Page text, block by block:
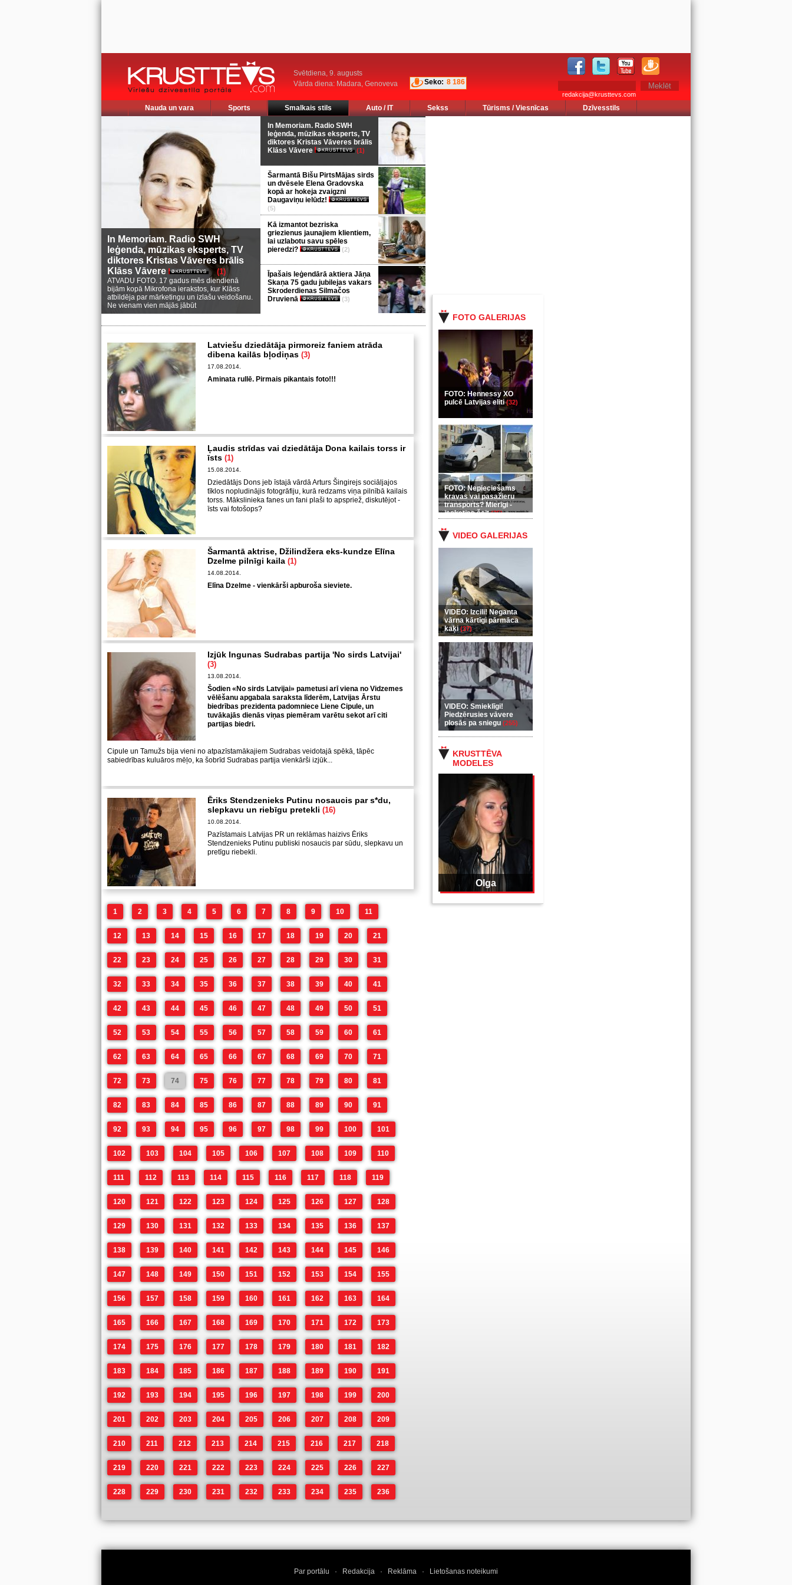
Svētdiena, 9. augusts
Vārda diena: Madara, Genoveva
Seko: 8 186
redakcija@krusttevs.com
Nauda un vara Sports Smalkais stils Auto / IT Sekss Tūrisms / Viesnīcas Dzīvesstils
FOTO GALERIJAS
FOTO: Hennessy XO
pulcē Latvijas eliti(32)
FOTO: Nepieciešams
kravas vai pasažieru
transports? Mierīgi -
ieskaties šeit(35)
VIDEO GALERIJAS
VIDEO: Izcili! Neganta
vārna kārtīgi pārmāca
kaķi(37)
VIDEO: Smieklīgi!
Piedzērusies vāvere
plosās pa sniegu (255)
KRUSTTĒVA
MODELES
Olga
In Memoriam. Radio SWH
leģenda, mūzikas eksperts, TV
diktores Kristas Vāveres brālis
Klāss Vāvere
(1)
ATVADU FOTO. 17 gadus mēs diendienā
bijām kopā Mikrofona ierakstos, kur Klāss
atbildēja par mārketingu un izlašu veidošanu.
Ne vienam vien mājās jābūt
In Memoriam. Radio SWH
leģenda, mūzikas eksperts, TV
diktores Kristas Vāveres brālis
Klāss Vāvere
(1)
Šarmantā Bišu PirtsMājas sirds
un dvēsele Elena Gradovska
kopā ar hokeja zvaigzni
Daugaviņu ielūdz!
(5)
Kā izmantot bezriska
griezienus jaunajiem klientiem,
lai uzlabotu savu spēles
pieredzi?
(2)
Īpašais leģendārā aktiera Jāņa
Skaņa 75 gadu jubilejas vakars
Skroderdienas Silmačos
Druvienā
(3)
Latviešu dziedātāja pirmoreiz faniem atrāda
dibena kailās bļodiņas (3)
17.08.2014.
Aminata rullē. Pirmais pikantais foto!!!
Ļaudis strīdas vai dziedātāja Dona kailais torss ir
īsts (1)
15.08.2014.
Dziedātājs Dons jeb īstajā vārdā Arturs Šingirejs sociāljajos
tīklos nopludinājis fotogrāfiju, kurā redzams viņa pilnībā kailais
torss. Mākslinieka fanes un fani plaši to apspriež, diskutējot -
īsts vai fotošops?
Šarmantā aktrise, Džilindžera eks-kundze Elīna
Dzelme pilnīgi kaila (1)
14.08.2014.
Elīna Dzelme - vienkārši apburoša sieviete.
Izjūk Ingunas Sudrabas partija 'No sirds Latvijai'
(3)
13.08.2014.
Šodien «No sirds Latvijai» pametusi arī viena no Vidzemes
vēlēšanu apgabala saraksta līderēm, Latvijas Ārstu
biedrības prezidenta padomniece Liene Cipule, un
tuvākajās dienās viņas piemēram varētu sekot arī citi
partijas biedri.
Cipule un Tamužs bija vieni no atpazīstamākajiem Sudrabas veidotajā spēkā, tāpēc
sabiedrības kuluāros mēļo, ka šobrīd Sudrabas partija vienkārši izjūk...
Ēriks Stendzenieks Putinu nosaucis par s*du,
slepkavu un riebīgu pretekli (16)
10.08.2014.
Pazīstamais Latvijas PR un reklāmas haizivs Ēriks
Stendzenieks Putinu publiski nosaucis par sūdu, slepkavu un
pretīgu riebekli.
1 2 3 4 5 6 7 8 9 10 11
12 13 14 15 16 17 18 19 20 21
22 23 24 25 26 27 28 29 30 31
32 33 34 35 36 37 38 39 40 41
42 43 44 45 46 47 48 49 50 51
52 53 54 55 56 57 58 59 60 61
62 63 64 65 66 67 68 69 70 71
72 73 74 75 76 77 78 79 80 81
82 83 84 85 86 87 88 89 90 91
92 93 94 95 96 97 98 99 100 101
102 103 104 105 106 107 108 109 110
111 112 113 114 115 116 117 118 119
120 121 122 123 124 125 126 127 128
129 130 131 132 133 134 135 136 137
138 139 140 141 142 143 144 145 146
147 148 149 150 151 152 153 154 155
156 157 158 159 160 161 162 163 164
165 166 167 168 169 170 171 172 173
174 175 176 177 178 179 180 181 182
183 184 185 186 187 188 189 190 191
192 193 194 195 196 197 198 199 200
201 202 203 204 205 206 207 208 209
210 211 212 213 214 215 216 217 218
219 220 221 222 223 224 225 226 227
228 229 230 231 232 233 234 235 236
Par portālu · Redakcija · Reklāma · Lietošanas noteikumi